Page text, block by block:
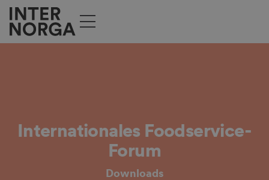
Internationales Foodservice-
Forum
Downloads